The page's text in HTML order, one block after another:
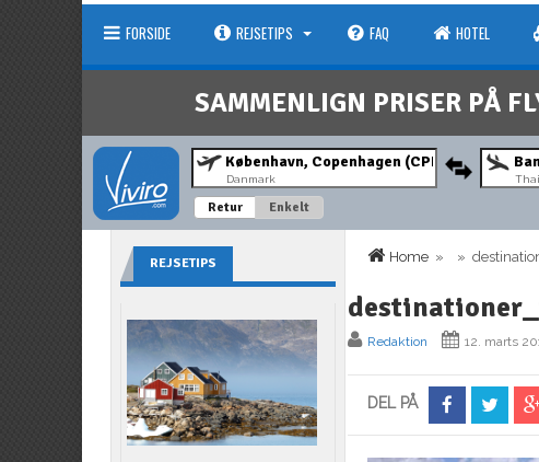
FORSIDE REJSETIPS FAQ HOTEL
SAMMENLIGN PRISER PÅ
Danmark
Retur Enkelt
Home » »
Redaktion 12. marts
DEL PÅ
REJSETIPS